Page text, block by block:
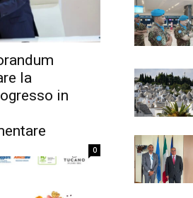
la
in
0